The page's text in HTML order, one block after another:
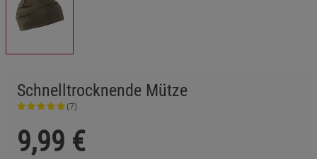
Schnelltrocknende Mütze
(7)
9,99 €